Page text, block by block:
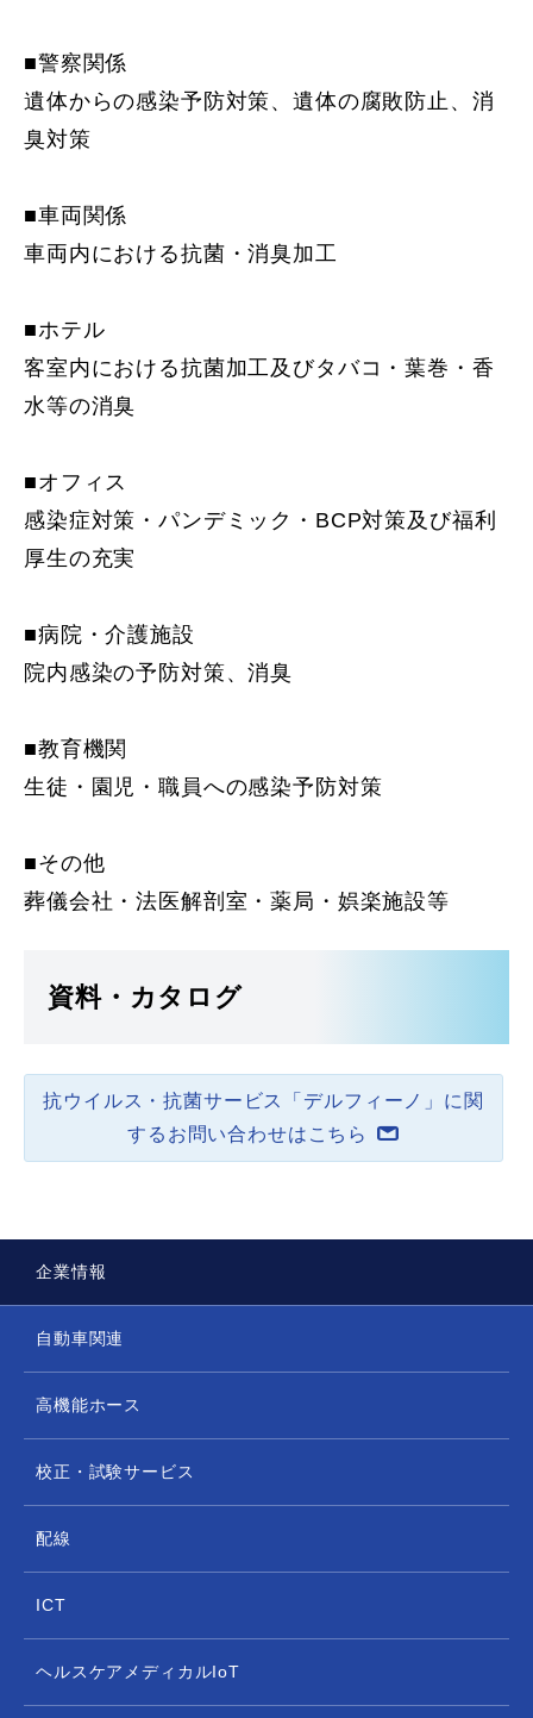
■警察関係
遺体からの感染予防対策、遺体の腐敗防止、消
臭対策
■車両関係
車両内における抗菌・消臭加工
■ホテル
客室内における抗菌加工及びタバコ・葉巻・香
水等の消臭
■オフィス
感染症対策・パンデミック・BCP対策及び福利
厚生の充実
■病院・介護施設
院内感染の予防対策、消臭
■教育機関
生徒・園児・職員への感染予防対策
■その他
葬儀会社・法医解剖室・薬局・娯楽施設等
資料・カタログ
抗ウイルス・抗菌サービス「デルフィーノ」に関
するお問い合わせはこちら
企業情報
自動車関連
高機能ホース
校正・試験サービス
配線
ICT
ヘルスケアメディカルIoT